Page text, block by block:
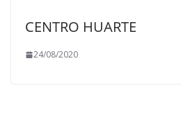
CENTRO HUARTE
24/08/2020